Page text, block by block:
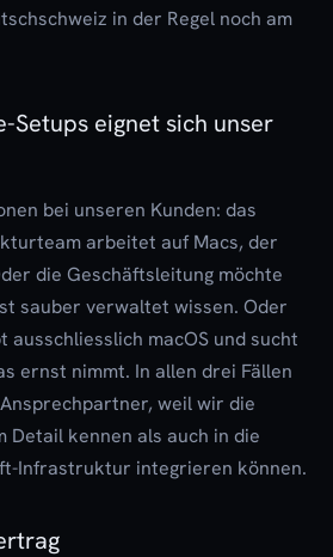
in der Regel noch am
Setups eignet sich unser
bei unseren Kunden: das
arbeitet auf Macs, der
die Geschäftsleitung möchte
sauber verwaltet wissen. Oder
ausschliesslich macOS und sucht
ernst nimmt. In allen drei Fällen
weil wir die
Detail kennen als auch in die
Infrastruktur integrieren können.